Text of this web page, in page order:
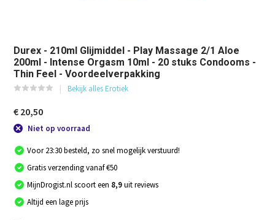
Durex - 210ml Glijmiddel - Play Massage 2/1 Aloe
200ml - Intense Orgasm 10ml - 20 stuks Condooms -
Thin Feel - Voordeelverpakking
Bekijk alles Erotiek
€ 20,50
Niet op voorraad
Voor 23:30 besteld, zo snel mogelijk verstuurd!
Gratis verzending vanaf €50
MijnDrogist.nl scoort een 8,9uit reviews
Altijd een lage prijs